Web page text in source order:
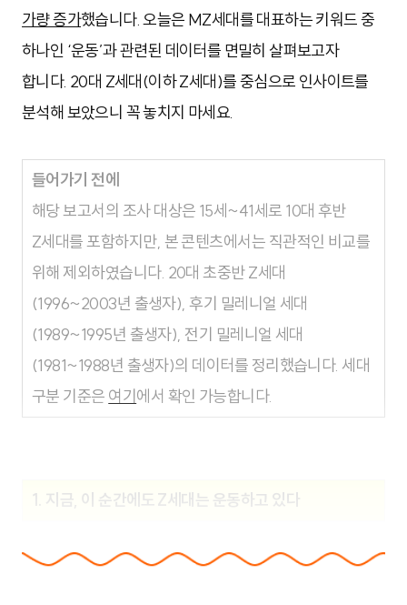
가량 증가했습니다. 오늘은 MZ세대를 대표하는 키워드 중
하나인 ‘운동’과 관련된 데이터를 면밀히 살펴보고자
합니다. 20대 Z세대(이하 Z세대)를 중심으로 인사이트를
분석해 보았으니 꼭 놓치지 마세요.
들어가기 전에
해당 보고서의 조사 대상은 15세~41세로 10대 후반
Z세대를 포함하지만, 본 콘텐츠에서는 직관적인 비교를
위해 제외하였습니다. 20대 초중반 Z세대
(1996~2003년 출생자), 후기 밀레니얼 세대
(1989~1995년 출생자), 전기 밀레니얼 세대
(1981~1988년 출생자)의 데이터를 정리했습니다. 세대
구분 기준은 여기에서 확인 가능합니다.
1. 지금, 이 순간에도 Z세대는 운동하고 있다